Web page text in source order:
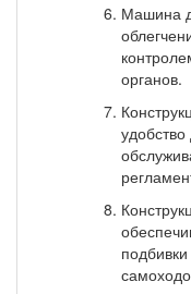
Машина
органов.